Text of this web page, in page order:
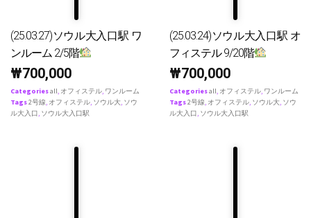
(25.03.27)ソウル大入口駅 ワ
ンルーム 2/5階
₩700,000
Categoriesall, オフィステル, ワンルーム
Tags2号線, オフィステル, ソウル大, ソウ
ル大入口, ソウル大入口駅
(25.03.24)ソウル大入口駅 オ
フィステル 9/20階
₩700,000
Categoriesall, オフィステル, ワンルーム
Tags2号線, オフィステル, ソウル大, ソウ
ル大入口, ソウル大入口駅